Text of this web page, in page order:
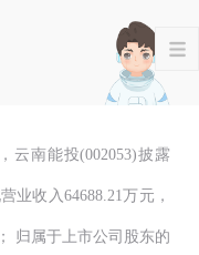
云南能投(002053)披露
业收入64688.21万元，
归属于上市公司股东的